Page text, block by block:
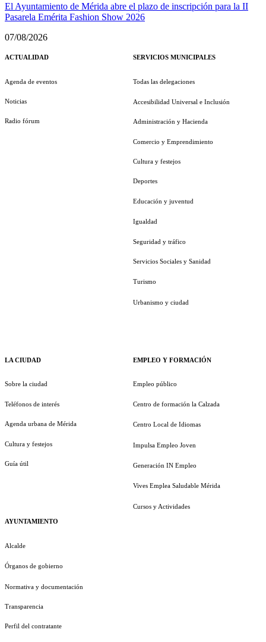
El Ayuntamiento de Mérida abre el plazo de inscripción para la II
Pasarela Emérita Fashion Show 2026
07/08/2026
ACTUALIDAD
Agenda de eventos
Noticias
Radio fórum
LA CIUDAD
Sobre la ciudad
Teléfonos de interés
Agenda urbana de Mérida
Cultura y festejos
Guía útil
AYUNTAMIENTO
Alcalde
Órganos de gobierno
Normativa y documentación
Transparencia
Perfil del contratante
SERVICIOS MUNICIPALES
Todas las delegaciones
Accesibilidad Universal e Inclusión
Administración y Hacienda
Comercio y Emprendimiento
Cultura y festejos
Deportes
Educación y juventud
Igualdad
Seguridad y tráfico
Servicios Sociales y Sanidad
Turismo
Urbanismo y ciudad
EMPLEO Y FORMACIÓN
Empleo público
Centro de formación la Calzada
Centro Local de Idiomas
Impulsa Empleo Joven
Generación IN Empleo
Vives Emplea Saludable Mérida
Cursos y Actividades